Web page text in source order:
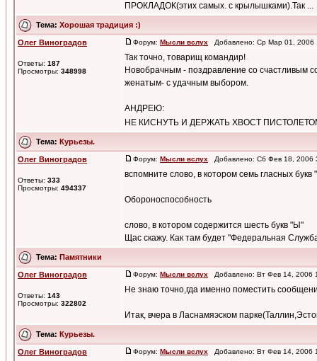
ПРОКЛАДОК(этих самых. с крылышками).Так ...
Тема: Хорошая традиция :)
Олег Виноградов
Ответы: 187
Просмотры: 348998
Форум: Мысли вслух Добавлено: Ср Мар 01,
Так точно, товарищ командир!
Новобрачным - поздравление со счастливым
женатым- с удачным выбором.
АНДРЕЮ:
НЕ КИСНУТЬ И ДЕРЖАТЬ ХВОСТ
Тема: Курьезы.
Олег Виноградов
Ответы: 333
Просмотры: 494337
Форум: Мысли вслух Добавлено: Сб Фев 18,
вспомните слово, в котором семь гласных букв
Обороноспособность
слово, в котором содержится шесть букв "Ы"
Щас скажу. Как там будет "Федеральная
Тема: Памятники
Олег Виноградов
Ответы: 143
Просмотры: 322802
Форум: Мысли вслух Добавлено: Вт Фев 14,
Не знаю точно,гда именно поместить
Итак, вчера в Ласнамяэском
Тема: Курьезы.
Олег Виноградов Форум: Мысли вслух Добавлено: Вт Фев 14,